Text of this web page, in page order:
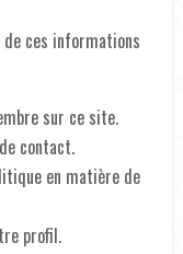
ces informations
sur ce site.
contact.
en matière de
profil.